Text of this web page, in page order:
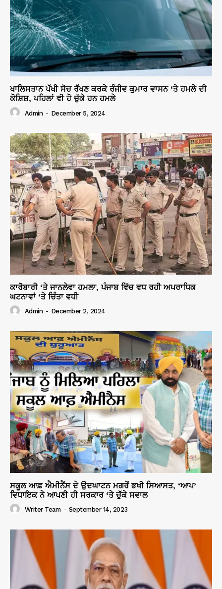
ਖਾਲਿਸਤਾਨ ਪੱਖੀ ਸੋਚ ਰੱਖਣ ਕਰਕੇ ਰੰਜੀਵ ਕੁਮਾਰ ਵਾਸਨ ‘ਤੇ ਹਮਲੇ ਦੀ
ਕੋਸ਼ਿਸ਼, ਪਹਿਲਾਂ ਵੀ ਹੋ ਚੁੱਕੇ ਹਨ ਹਮਲੇ
Admin - December 5, 2024
ਕਾਰੋਬਾਰੀ ‘ਤੇ ਜਾਨਲੇਵਾ ਹਮਲਾ, ਪੰਜਾਬ ਵਿੱਚ ਵਧ ਰਹੀ ਅਪਰਾਧਿਕ
ਘਟਨਾਵਾਂ ‘ਤੇ ਚਿੰਤਾ ਵਧੀ
Admin - December 2, 2024
ਸਕੂਲ ਆਫ਼ ਐਮੀਨੈਂਸ ਦੇ ਉਦਘਾਟਨ ਮਗਰੋਂ ਭਖੀ ਸਿਆਸਤ, ‘ਆਪ’
ਵਿਧਾਇਕ ਨੇ ਆਪਣੀ ਹੀ ਸਰਕਾਰ ‘ਤੇ ਚੁੱਕੇ ਸਵਾਲ
Writer Team - September 14, 2023